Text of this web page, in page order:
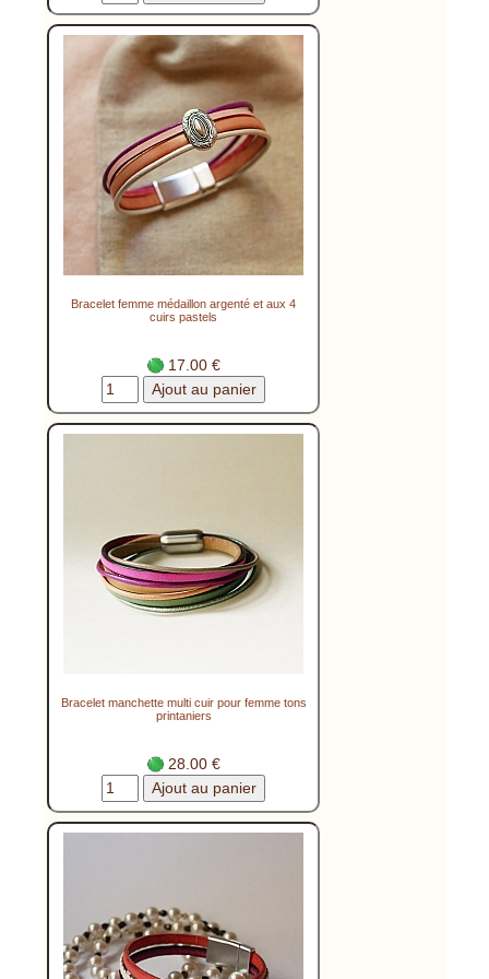
Bracelet femme médaillon argenté et aux 4
cuirs pastels
17.00 €
Bracelet manchette multi cuir pour femme tons
printaniers
28.00 €